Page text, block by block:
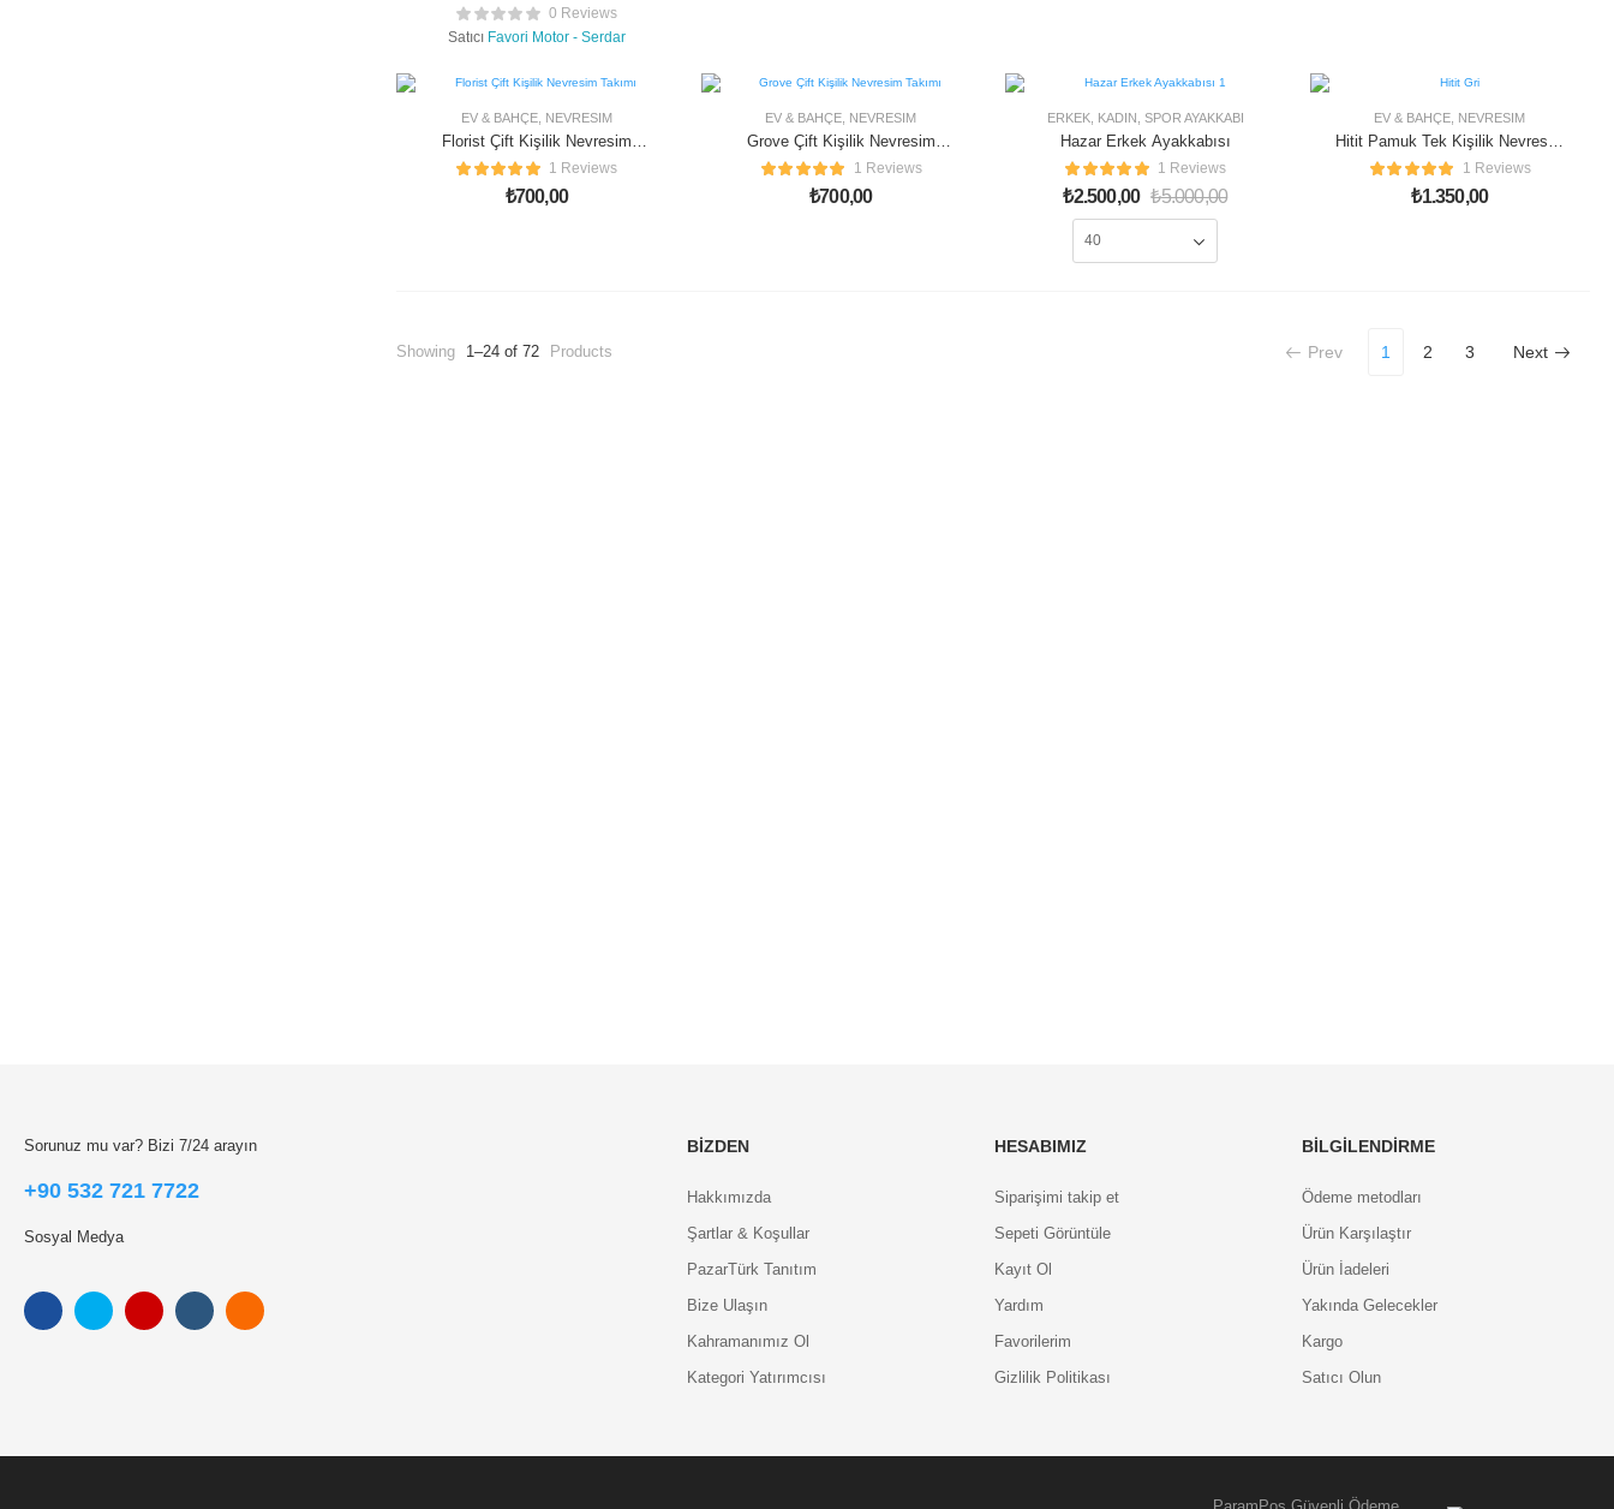
0 Reviews
Satıcı Favori Motor - Serdar
EV & BAHÇE, NEVRESIM
Florist Çift Kişilik Nevresim
Takımı1 Reviews
₺700,00
EV & BAHÇE NEVRESIM
Grove Çift Kişilik Nevresim
Takımı1 Reviews
₺700,00
50% OFF
ERKEK, KADIN SPOR AYAKKABI
Hazar Erkek Ayakkabısı
1 Reviews
₺2.500,00 ₺5.000,00
EV & BAHÇE NEVRESIM
Hitit Pamuk Tek Kişilik Nevresim
Takımı1 Reviews
₺1.350,00
Showing 1–24 of 72 Products Prev 1 2 3 Next
Sorunuz mu var? Bizi 7/24 arayın
+90 532 721 7722
Sosyal Medya
BIZDEN
Hakkımızda
Şartlar & Koşullar
PazarTürk Tanıtım
Bize Ulaşın
Kahramanımız Ol
Kategori Yatırımcısı
HESABIMIZ
Siparişimi takip et
Sepeti Görüntüle
Kayıt Ol
Yardım
Favorilerim
Gizlilik Politikası
BILGILENDIRME
Ödeme metodları
Ürün Karşılaştır
Ürün İadeleri
Yakında Gelecekler
Kargo
Satıcı Olun